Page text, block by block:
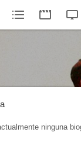
ninguna